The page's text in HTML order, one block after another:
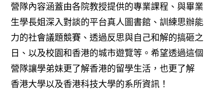
營隊內容涵蓋由各院教授提供的專業課程、與畢業
生學長姐深入對談的平台真人圖書館、訓練思辦能
力的社會議題競賽、透過反思與自己和解的搞砸之
日、以及校園和香港的城市遊覽等。希望透過這個
營隊讓學弟妹更了解香港的留學生活，也更了解
香港大學以及香港科技大學的系所資訊！